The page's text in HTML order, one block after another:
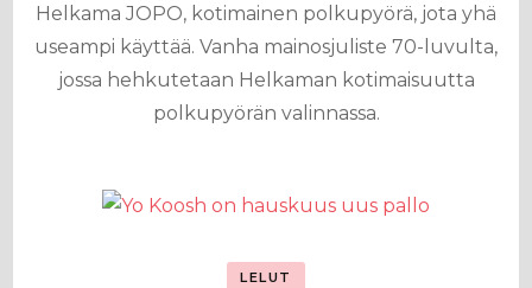
Helkama JOPO, kotimainen polkupyörä, jota yhä
useampi käyttää. Vanha mainosjuliste 70-luvulta,
jossa hehkutetaan Helkaman kotimaisuutta
polkupyörän valinnassa.
LELUT